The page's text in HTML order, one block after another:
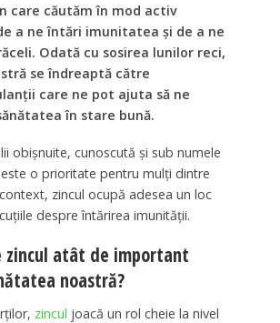
care căutăm în mod activ
a ne întări imunitatea și de a ne
Odată cu sosirea lunilor reci,
se îndreaptă către
care ne pot ajuta să ne
în stare bună.
obișnuite, cunoscută și sub numele
o prioritate pentru mulți dintre
zincul ocupă adesea un loc
despre întărirea imunității.
zincul atât de important
noastră?
zincul joacă un rol cheie la nivel